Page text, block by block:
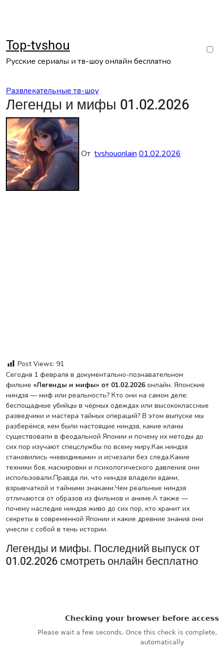
Top-tvshou
Русские сериалы и тв-шоу онлайн бесплатно
Развлекательные тв-шоу
Легенды и мифы 01.02.2026
От tvshouonlain 01.02.2026
Post Views: 91
Сегодня 1 февраля в документально-познавательном
фильме «Легенды и мифы» от 01.02.2026 онлайн. Японские
ниндзя — миф или реальность? Кто они на самом деле:
беспощадные убийцы в чёрных одеждах или высококлассные
разведчики и мастера тайных операций? В этом выпуске мы
разберёмся, кем были настоящие ниндзя, какие кланы
существовали в феодальной Японии и почему их методы до
сих пор изучают спецслужбы по всему миру.Как ниндзя
становились «невидимыми» и исчезали без следа.Какие
техники боя, маскировки и психологического давления они
использовали.Правда ли, что ниндзя владели ядами,
взрывчаткой и тайными знаками.Чем реальные ниндзя
отличаются от образов из фильмов и аниме.А также —
почему наследие ниндзя живо до сих пор, кто хранит их
секреты в современной Японии и какие древние знания они
унесли с собой в тень истории.
Легенды и мифы. Последний выпуск от
01.02.2026 смотреть онлайн бесплатно